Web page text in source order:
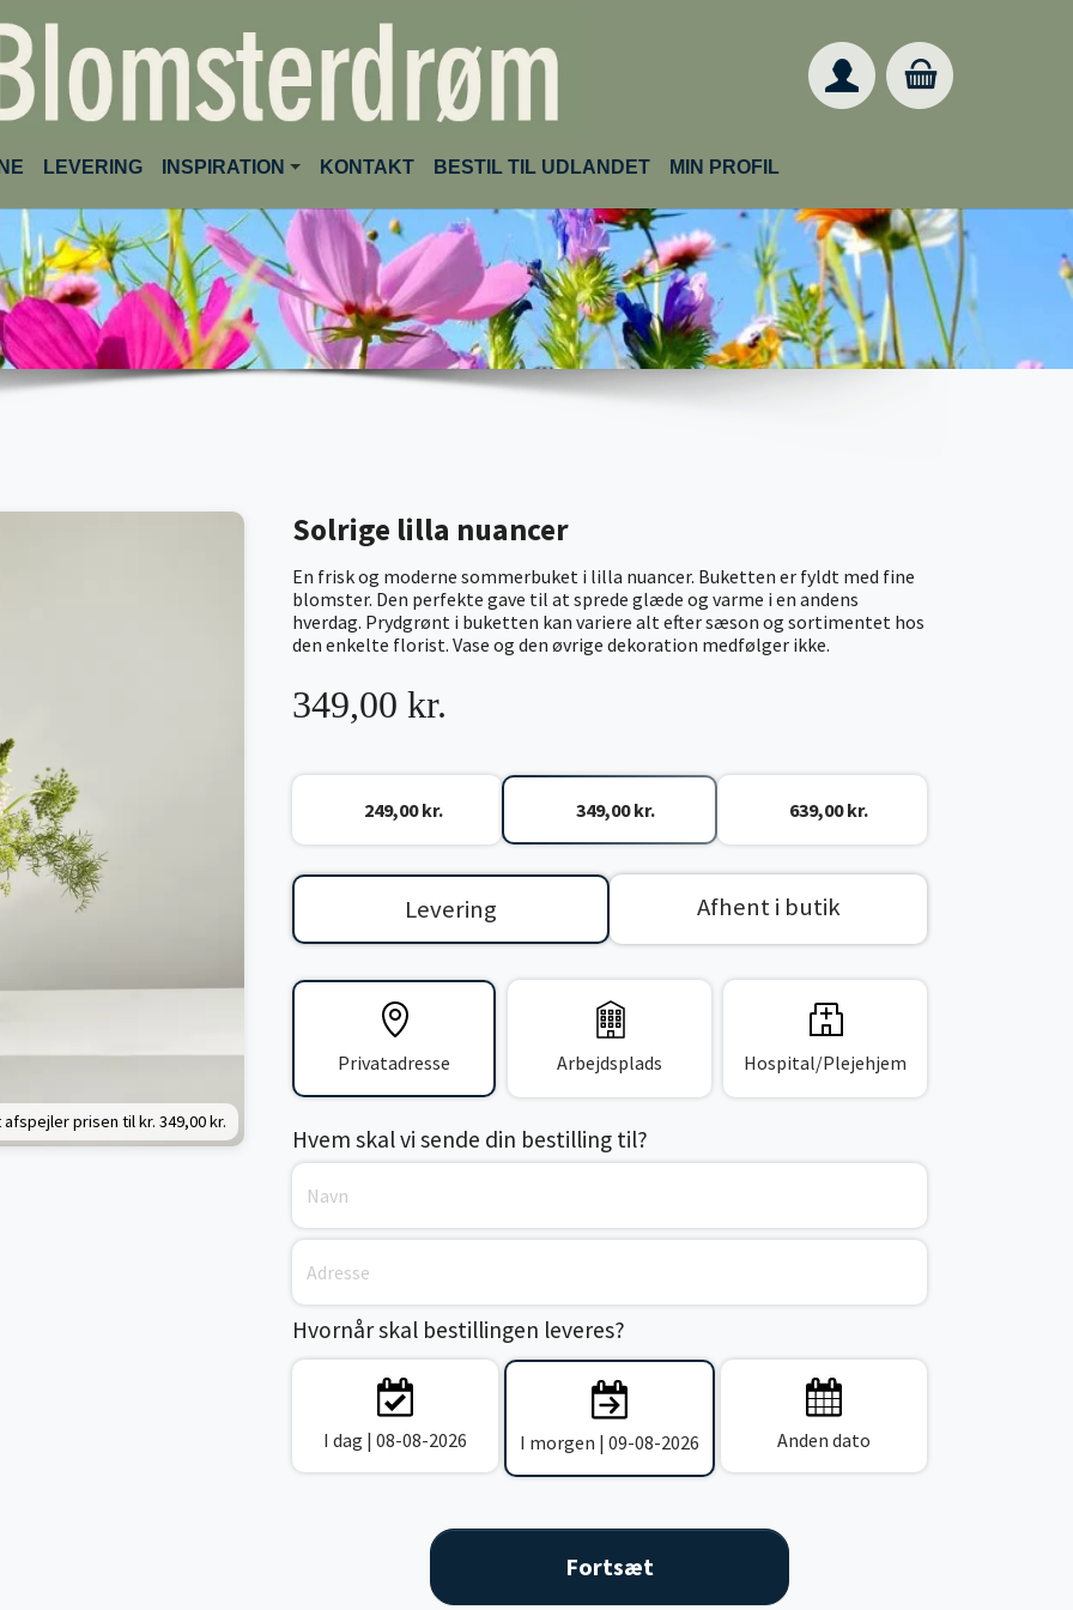
(CURRENT)
LEVERING INSPIRATION KONTAKT BESTIL TIL UDLANDET MIN PROFIL
prisen til kr. 349,00 kr.
Solrige lilla nuancer
En frisk og moderne sommerbuket i lilla nuancer. Buketten er fyldt med fine
blomster. Den perfekte gave til at sprede glæde og varme i en andens
hverdag. Prydgrønt i buketten kan variere alt efter sæson og sortimentet hos
den enkelte florist. Vase og den øvrige dekoration medfølger ikke.
349,00 kr.
249,00 kr. 349,00 kr. 639,00 kr.
Levering Afhent i butik
Privatadresse Arbejdsplads Hospital/Plejehjem
Hvem skal vi sende din bestilling til?
Hvornår skal bestillingen leveres?
I dag | 08-08-2026 I morgen | 09-08-2026 Anden dato